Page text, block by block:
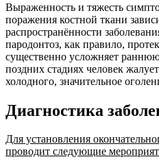
Выраженность и тяжесть
поражения костной ткани
распространённости
пародонтоз, как правило,
существенно усложняет
поздних стадиях человек
холодного, значительное
Диагностика
Для установления
проводит следующие